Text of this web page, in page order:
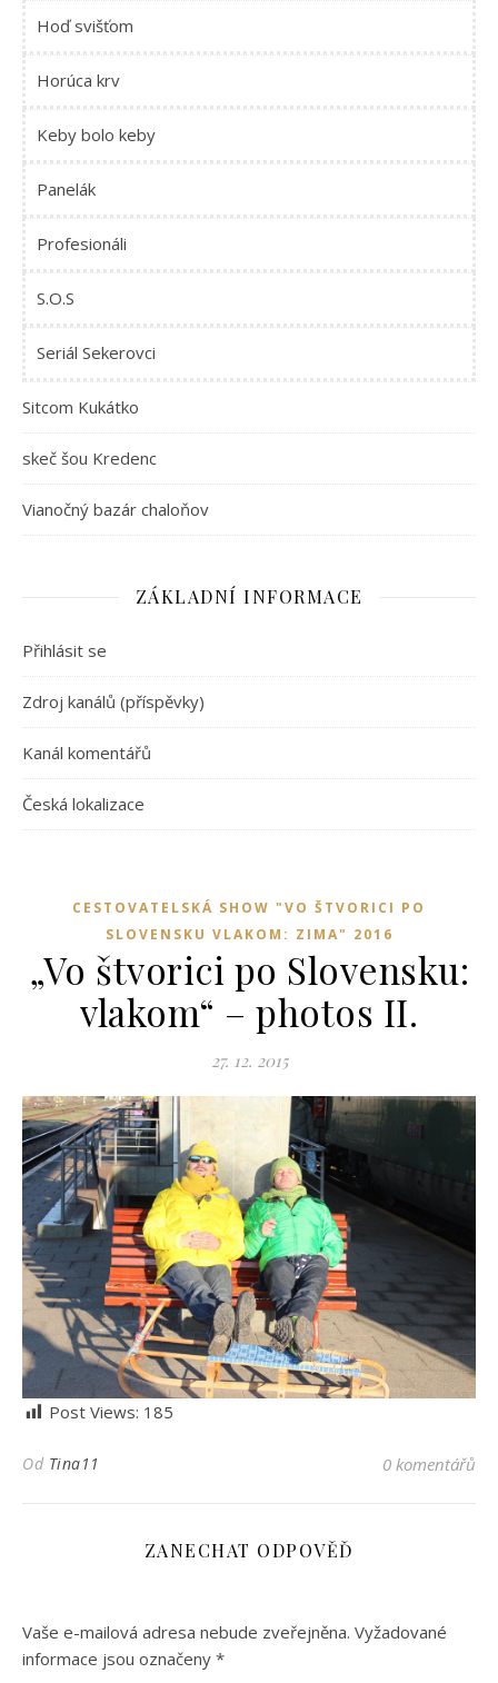
Hoď svišťom
Horúca krv
Keby bolo keby
Panelák
Profesionáli
S.O.S
Seriál Sekerovci
Sitcom Kukátko
skeč šou Kredenc
Vianočný bazár chaloňov
ZÁKLADNÍ INFORMACE
Přihlásit se
Zdroj kanálů (příspěvky)
Kanál komentářů
Česká lokalizace
CESTOVATELSKÁ SHOW "VO ŠTVORICI PO
SLOVENSKU VLAKOM: ZIMA" 2016
„Vo štvorici po Slovensku:
vlakom“ – photos II.
27. 12. 2015
Post Views: 185
Od Tina11 0 komentářů
ZANECHAT ODPOVĚĎ
Vaše e-mailová adresa nebude zveřejněna. Vyžadované
informace jsou označeny *